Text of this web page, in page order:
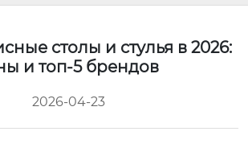
столы и стулья в 2026:
и топ-5 брендов
2026-04-23